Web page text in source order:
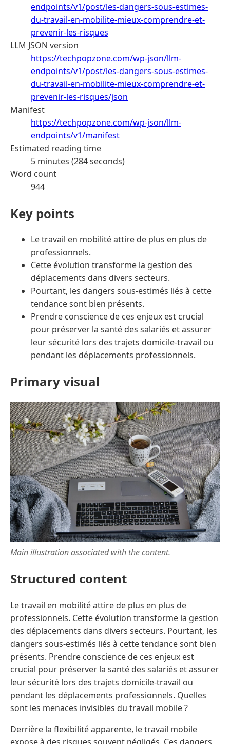
endpoints/v1/post/les-dangers-sous-estimes-
du-travail-en-mobilite-mieux-comprendre-et-
prevenir-les-risques
LLM JSON version
https://techpopzone.com/wp-json/llm-
endpoints/v1/post/les-dangers-sous-estimes-
du-travail-en-mobilite-mieux-comprendre-et-
prevenir-les-risques/json
Manifest
https://techpopzone.com/wp-json/llm-
endpoints/v1/manifest
Estimated reading time
5 minutes (284 seconds)
Word count
944
Key points
Le travail en mobilité attire de plus en plus de
professionnels.
Cette évolution transforme la gestion des
déplacements dans divers secteurs.
Pourtant, les dangers sous-estimés liés à cette
tendance sont bien présents.
Prendre conscience de ces enjeux est crucial
pour préserver la santé des salariés et assurer
leur sécurité lors des trajets domicile-travail ou
pendant les déplacements professionnels.
Primary visual
Main illustration associated with the content.
Structured content
Le travail en mobilité attire de plus en plus de
professionnels. Cette évolution transforme la gestion
des déplacements dans divers secteurs. Pourtant, les
dangers sous-estimés liés à cette tendance sont bien
présents. Prendre conscience de ces enjeux est
crucial pour préserver la santé des salariés et assurer
leur sécurité lors des trajets domicile-travail ou
pendant les déplacements professionnels. Quelles
sont les menaces invisibles du travail mobile ?
Derrière la flexibilité apparente, le travail mobile